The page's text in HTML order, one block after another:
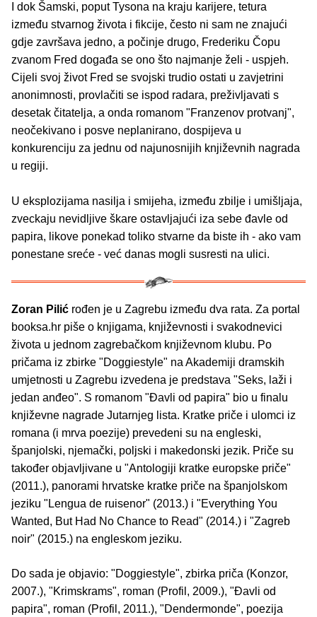
I dok Šamski, poput Tysona na kraju karijere, tetura
između stvarnog života i fikcije, često ni sam ne znajući
gdje završava jedno, a počinje drugo, Frederiku Čopu
zvanom Fred događa se ono što najmanje želi - uspjeh.
Cijeli svoj život Fred se svojski trudio ostati u zavjetrini
anonimnosti, provlačiti se ispod radara, preživljavati s
desetak čitatelja, a onda romanom "Franzenov protvanj",
neočekivano i posve neplanirano, dospijeva u
konkurenciju za jednu od najunosnijih književnih nagrada
u regiji.
U eksplozijama nasilja i smijeha, između zbilje i umišljaja,
zveckaju nevidljive škare ostavljajući iza sebe đavle od
papira, likove ponekad toliko stvarne da biste ih - ako vam
ponestane sreće - već danas mogli susresti na ulici.
Zoran Pilić rođen je u Zagrebu između dva rata. Za portal
booksa.hr piše o knjigama, književnosti i svakodnevici
života u jednom zagrebačkom književnom klubu. Po
pričama iz zbirke "Doggiestyle" na Akademiji dramskih
umjetnosti u Zagrebu izvedena je predstava "Seks, laži i
jedan anđeo". S romanom "Đavli od papira" bio u finalu
književne nagrade Jutarnjeg lista. Kratke priče i ulomci iz
romana (i mrva poezije) prevedeni su na engleski,
španjolski, njemački, poljski i makedonski jezik. Priče su
također objavljivane u "Antologiji kratke europske priče"
(2011.), panorami hrvatske kratke priče na španjolskom
jeziku "Lengua de ruisenor" (2013.) i "Everything You
Wanted, But Had No Chance to Read" (2014.) i "Zagreb
noir" (2015.) na engleskom jeziku.
Do sada je objavio: "Doggiestyle", zbirka priča (Konzor,
2007.), "Krimskrams", roman (Profil, 2009.), "Đavli od
papira", roman (Profil, 2011.), "Dendermonde", poezija